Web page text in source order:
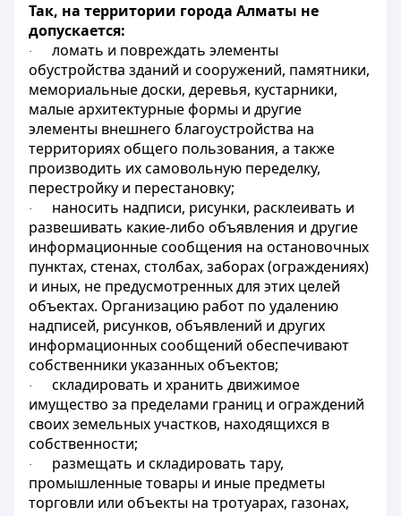
Так, на территории города Алматы не
допускается:
·
ломать и повреждать элементы
обустройства зданий и сооружений, памятники,
мемориальные доски, деревья, кустарники,
малые архитектурные формы и другие
элементы внешнего благоустройства на
территориях общего пользования, а также
производить их самовольную переделку,
перестройку и перестановку;
·
наносить надписи, рисунки, расклеивать и
развешивать какие-либо объявления и другие
информационные сообщения на остановочных
пунктах, стенах, столбах, заборах (ограждениях)
и иных, не предусмотренных для этих целей
объектах. Организацию работ по удалению
надписей, рисунков, объявлений и других
информационных сообщений обеспечивают
собственники указанных объектов;
·
складировать и хранить движимое
имущество за пределами границ и ограждений
своих земельных участков, находящихся в
собственности;
·
размещать и складировать тару,
промышленные товары и иные предметы
торговли или объекты на тротуарах, газонах,